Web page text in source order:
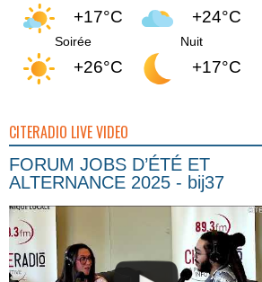
+17°C +24°C
Soirée
+26°C
Nuit
+17°C
CITERADIO LIVE VIDEO
FORUM JOBS D’ÉTÉ ET
ALTERNANCE 2025 - bij37